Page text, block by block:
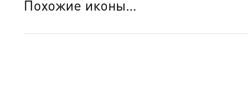
Похожие иконы…